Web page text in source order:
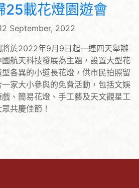
25載花燈園遊會
September, 2022
將於2022年9月9日起一連四天舉辦
國航天科技發展為主題，設置大型花
各異的小道長花燈，供市民拍照留
家大小參與的免費活動，包括文娛
、簡易花燈、手工藝及天文觀星工
共慶佳節！